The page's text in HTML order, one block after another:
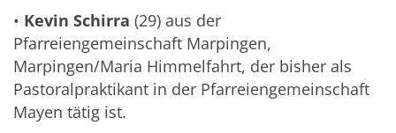
• Kevin Schirra (29) aus der
Pfarreiengemeinschaft Marpingen,
Marpingen/Maria Himmelfahrt, der bisher als
Pastoralpraktikant in der Pfarreiengemeinschaft
Mayen tätig ist.